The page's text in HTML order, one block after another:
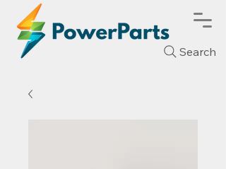
Search